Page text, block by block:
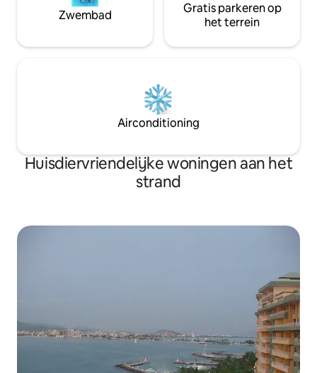
Zwembad
Gratis parkeren op
het terrein
Airconditioning
Huisdiervriendelijke woningen aan het
strand